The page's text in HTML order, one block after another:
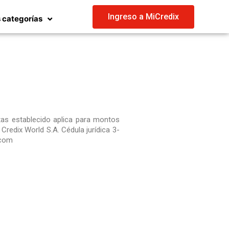
categorías Ingreso a MiCredix
establecido aplica para montos
World S.A. Cédula jurídica 3-